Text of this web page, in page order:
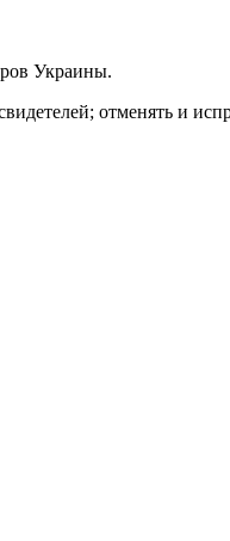
Украины.
отменять и